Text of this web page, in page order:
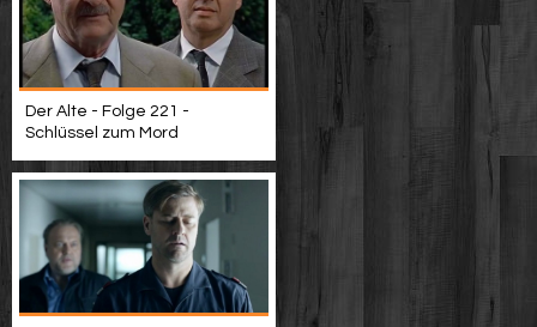
Der Alte - Folge 221 -
Schlüssel zum Mord